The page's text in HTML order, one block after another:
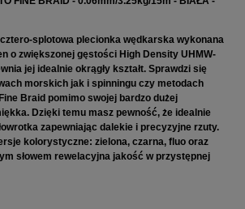
splotowa plecionka wędkarska wykonana
o zwiększonej gęstości High Density UHMW-
jej idealnie okrągły kształt. Sprawdzi się
morskich jak i spinningu czy metodach
Braid pomimo swojej bardzo dużej
Dzięki temu masz pewność, że idealnie
zapewniając dalekie i precyzyjne rzuty.
kolorystyczne: zielona, czarna, fluo oraz
słowem rewelacyjna jakość w przystępnej